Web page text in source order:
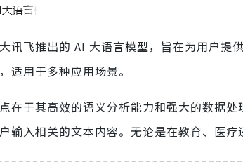
讯飞推出的 AI 大语言模型，旨在为用户提
适用于多种应用场景。
在于其高效的语义分析能力和强大的数据
输入相关的文本内容。无论是在教育、医